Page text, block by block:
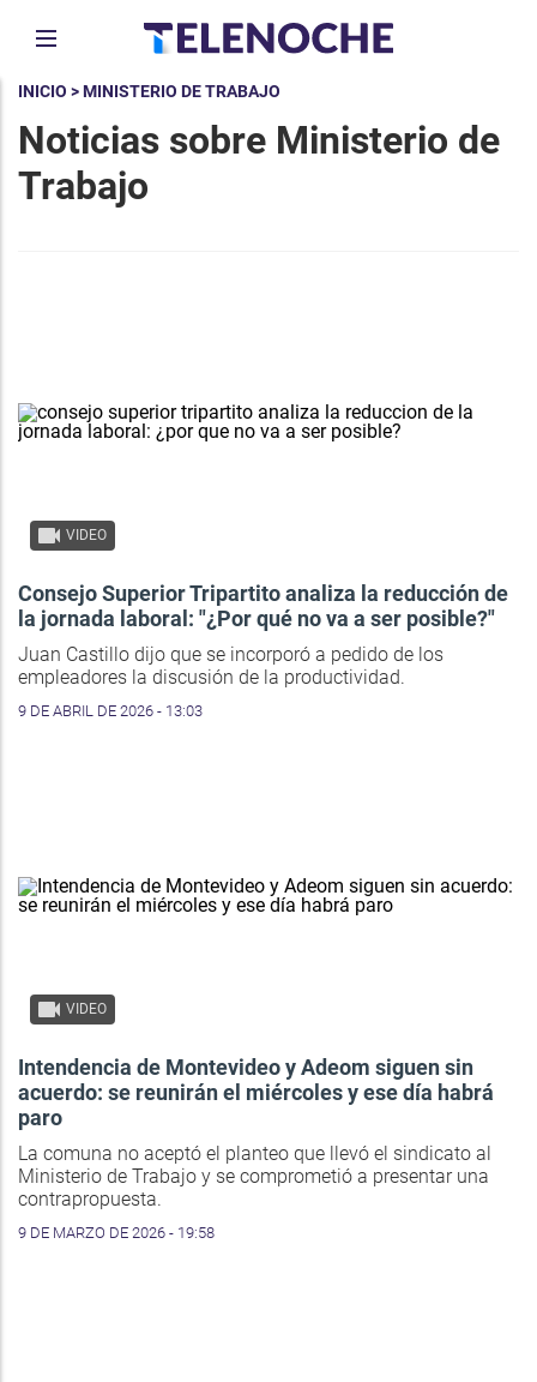
INICIO > MINISTERIO DE TRABAJO
Noticias sobre Ministerio de
Trabajo
VIDEO
Consejo Superior Tripartito analiza la reducción de
la jornada laboral: "¿Por qué no va a ser posible?"
Juan Castillo dijo que se incorporó a pedido de los
empleadores la discusión de la productividad.
9 DE ABRIL DE 2026 - 13:03
VIDEO
Intendencia de Montevideo y Adeom siguen sin
acuerdo: se reunirán el miércoles y ese día habrá
paro
La comuna no aceptó el planteo que llevó el sindicato al
Ministerio de Trabajo y se comprometió a presentar una
contrapropuesta.
9 DE MARZO DE 2026 - 19:58